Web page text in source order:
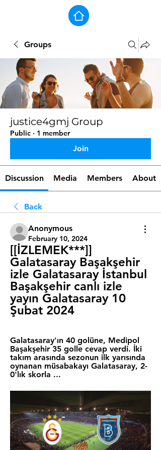
Groups
justice4gmj Group
Public · 1 member
Join
Discussion Media Members About
Back
Anonymous
February 10, 2024
[[İZLEMEK***]]
Galatasaray Başakşehir
izle Galatasaray İstanbul
Başakşehir canlı izle
yayın Galatasaray 10
Şubat 2024
Galatasaray'ın 40 golüne, Medipol
Başakşehir 35 golle cevap verdi. İki
takım arasında sezonun ilk yarısında
oynanan müsabakayı Galatasaray, 2-
0'lık skorla ...